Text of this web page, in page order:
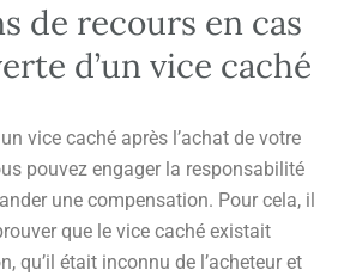
de recours en cas
d’un vice caché
vice caché après l’achat de votre
pouvez engager la responsabilité
une compensation. Pour cela, il
que le vice caché existait
qu’il était inconnu de l’acheteur et